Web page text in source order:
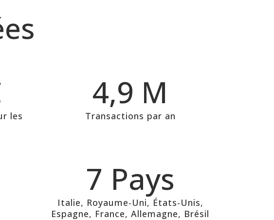
les
4,9 M
Transactions par an
7 Pays
Italie, Royaume-Uni, États-Unis,
Espagne, France, Allemagne, Brésil